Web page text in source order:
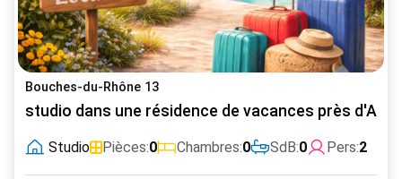
Bouches-du-Rhône 13
studio dans une résidence de vacances près
Studio Pièces:0 Chambres:0 SdB:0 Pers:2